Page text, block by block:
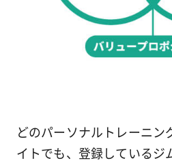
どのパーソナルトレーニン
イトでも、登録しているジ